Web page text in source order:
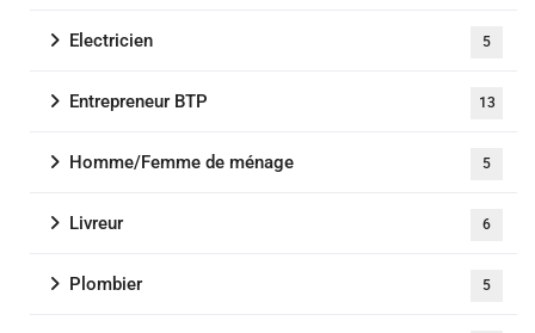
Electricien 5
Entrepreneur BTP 13
Homme/Femme de ménage 5
Livreur 6
Plombier 5